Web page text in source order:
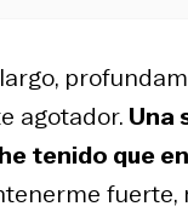
agotador. Una
tenido que
fuerte,